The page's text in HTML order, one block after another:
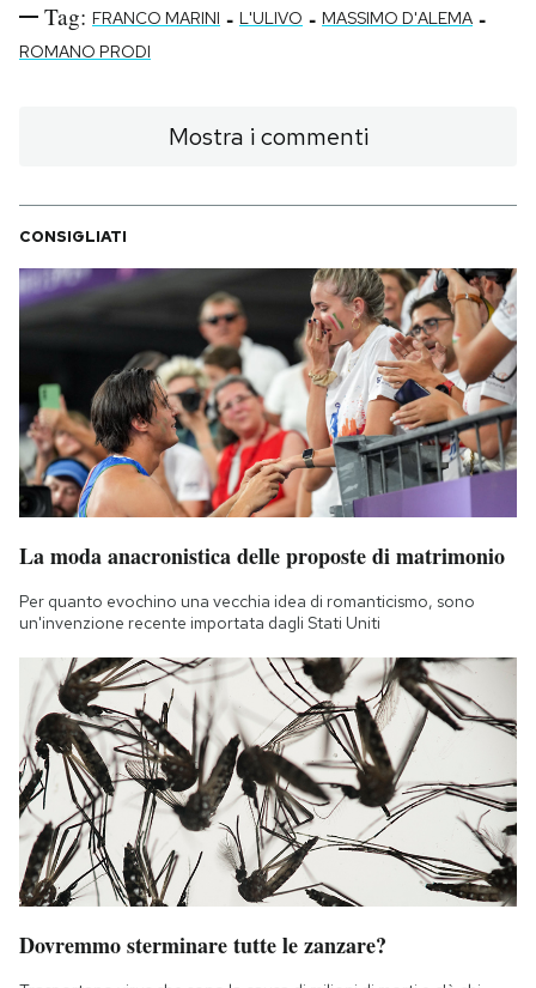
Area Personale
Newsletter
Notifiche mobile
Regala il Post
Hai bisogno di aiuto?
Tag: FRANCO MARINI - L'ULIVO - MASSIMO D'ALEMA -
ROMANO PRODI
Mostra i commenti
CONSIGLIATI
La moda anacronistica delle proposte di matrimonio
Per quanto evochino una vecchia idea di romanticismo, sono
un'invenzione recente importata dagli Stati Uniti
Dovremmo sterminare tutte le zanzare?